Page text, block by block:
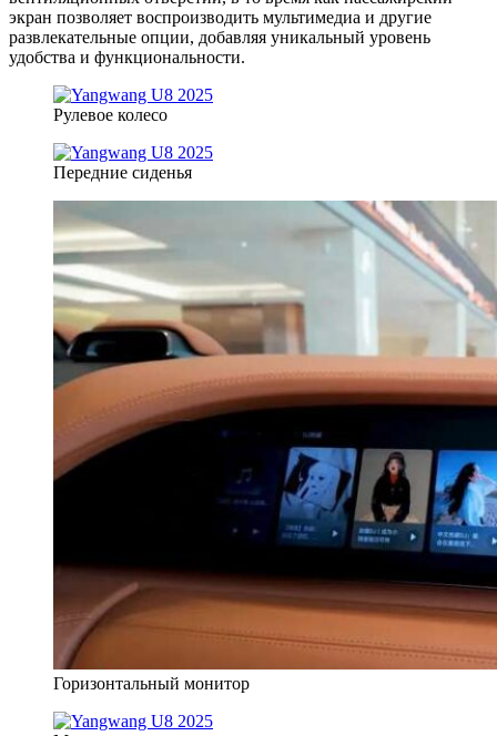
экран позволяет воспроизводить мультимедиа и другие
развлекательные опции, добавляя уникальный уровень
удобства и функциональности.
Рулевое колесо
Передние сиденья
Горизонтальный монитор